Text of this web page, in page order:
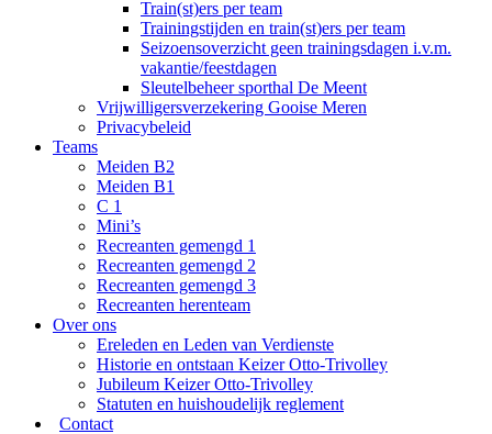
Train(st)ers per team
Trainingstijden en train(st)ers per team
Seizoensoverzicht geen trainingsdagen i.v.m.
vakantie/feestdagen
Sleutelbeheer sporthal De Meent
Vrijwilligersverzekering Gooise Meren
Privacybeleid
Teams
Meiden B2
Meiden B1
C 1
Mini’s
Recreanten gemengd 1
Recreanten gemengd 2
Recreanten gemengd 3
Recreanten herenteam
Over ons
Ereleden en Leden van Verdienste
Historie en ontstaan Keizer Otto-Trivolley
Jubileum Keizer Otto-Trivolley
Statuten en huishoudelijk reglement
Contact